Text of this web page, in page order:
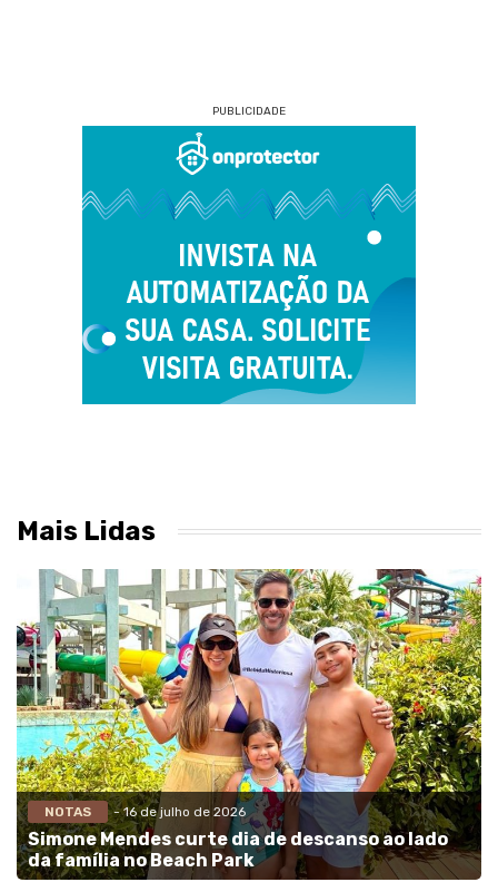
PUBLICIDADE
Mais Lidas
NOTAS - 16 de julho de 2026
Simone Mendes curte dia de descanso ao lado
da família no Beach Park